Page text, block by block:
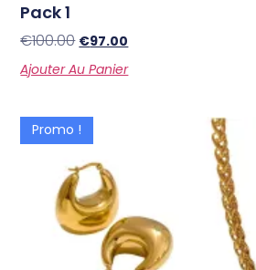
Pack 1
€100.00 €97.00
Ajouter Au Panier
Promo !